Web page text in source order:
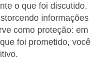
o que foi discutido,
informações
como proteção: em
foi prometido, você